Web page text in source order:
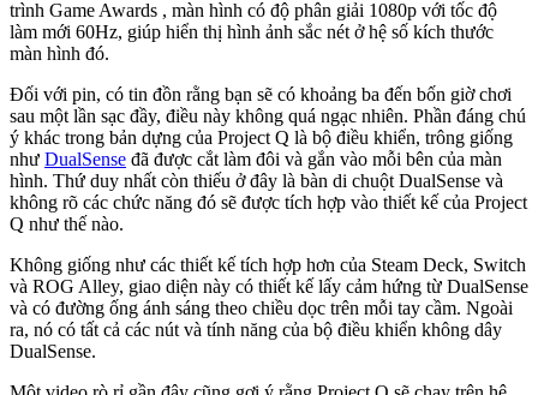
trình Game Awards , màn hình có độ phân giải 1080p với tốc độ
làm mới 60Hz, giúp hiển thị hình ảnh sắc nét ở hệ số kích thước
màn hình đó.
Đối với pin, có tin đồn rằng bạn sẽ có khoảng ba đến bốn giờ chơi
sau một lần sạc đầy, điều này không quá ngạc nhiên. Phần đáng chú
ý khác trong bản dựng của Project Q là bộ điều khiển, trông giống
như DualSense đã được cắt làm đôi và gắn vào mỗi bên của màn
hình. Thứ duy nhất còn thiếu ở đây là bàn di chuột DualSense và
không rõ các chức năng đó sẽ được tích hợp vào thiết kế của Project
Q như thế nào.
Không giống như các thiết kế tích hợp hơn của Steam Deck, Switch
và ROG Alley, giao diện này có thiết kế lấy cảm hứng từ DualSense
và có đường ống ánh sáng theo chiều dọc trên mỗi tay cầm. Ngoài
ra, nó có tất cả các nút và tính năng của bộ điều khiển không dây
DualSense.